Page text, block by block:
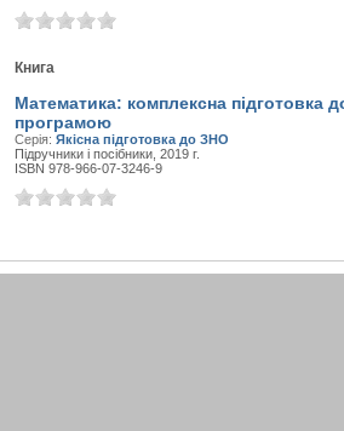
Книга
Математика: комплексна підготовка
програмою
Серія: Якісна підготовка до ЗНО
Підручники і посібники, 2019 г.
ISBN 978-966-07-3246-9